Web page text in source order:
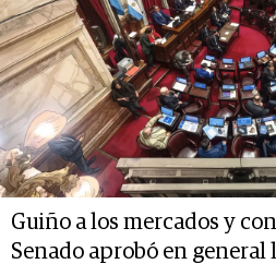
Guiño a los mercados y
Senado aprobó en general